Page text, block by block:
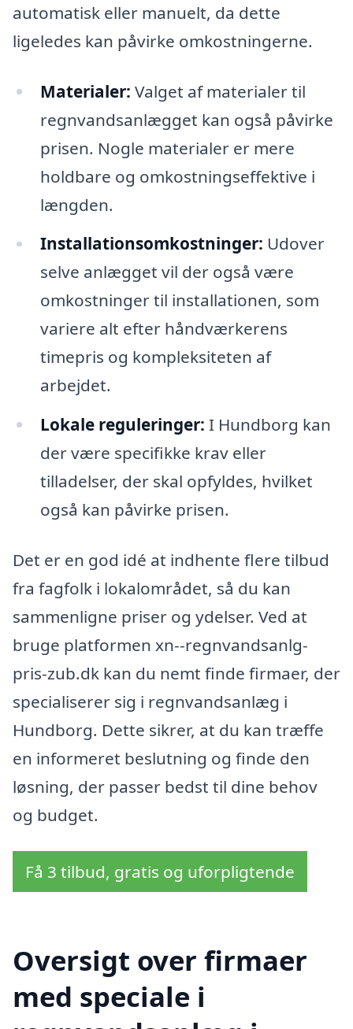
automatisk eller manuelt, da dette
ligeledes kan påvirke omkostningerne.
Materialer: Valget af materialer til
regnvandsanlægget kan også påvirke
prisen. Nogle materialer er mere
holdbare og omkostningseffektive i
længden.
Installationsomkostninger: Udover
selve anlægget vil der også være
omkostninger til installationen, som
variere alt efter håndværkerens
timepris og kompleksiteten af
arbejdet.
Lokale reguleringer: I Hundborg kan
der være specifikke krav eller
tilladelser, der skal opfyldes, hvilket
også kan påvirke prisen.
Det er en god idé at indhente flere tilbud
fra fagfolk i lokalområdet, så du kan
sammenligne priser og ydelser. Ved at
bruge platformen xn--regnvandsanlg-
pris-zub.dk kan du nemt finde firmaer, der
specialiserer sig i regnvandsanlæg i
Hundborg. Dette sikrer, at du kan træffe
en informeret beslutning og finde den
løsning, der passer bedst til dine behov
og budget.
Få 3 tilbud, gratis og uforpligtende
Oversigt over firmaer
med speciale i